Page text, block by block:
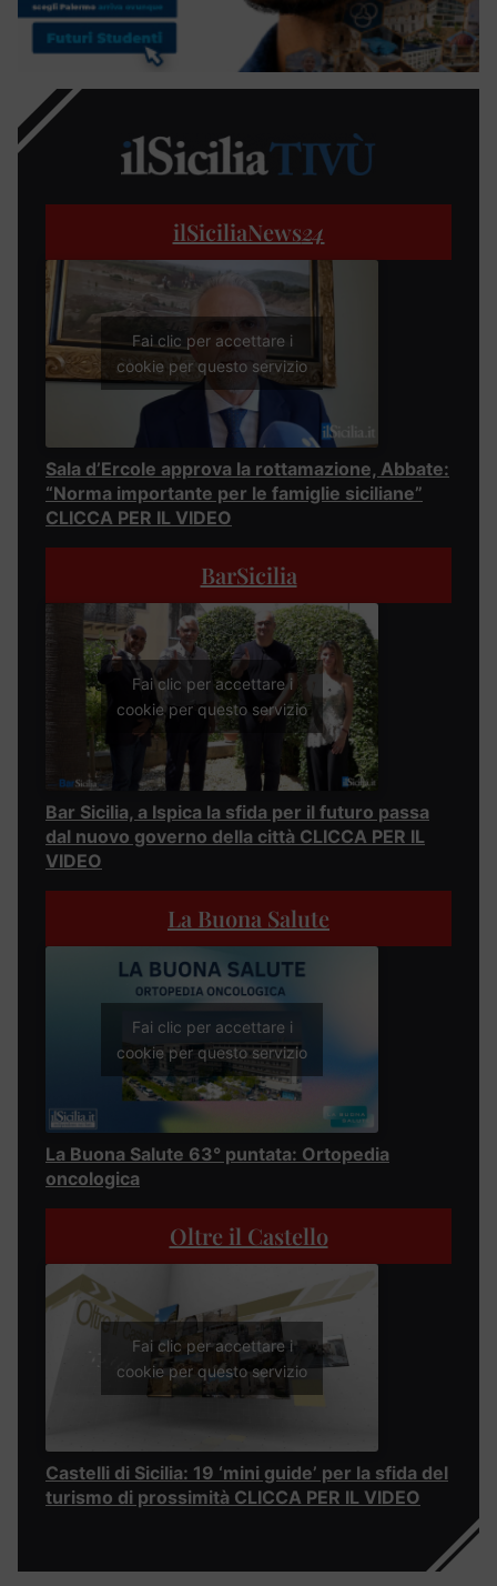
ilSiciliaNews24
Fai clic per accettare i
cookie per questo servizio
Sala d’Ercole approva la rottamazione, Abbate:
“Norma importante per le famiglie siciliane”
CLICCA PER IL VIDEO
BarSicilia
Fai clic per accettare i
cookie per questo servizio
Bar Sicilia, a Ispica la sfida per il futuro passa
dal nuovo governo della città CLICCA PER IL
VIDEO
La Buona Salute
Fai clic per accettare i
cookie per questo servizio
La Buona Salute 63° puntata: Ortopedia
oncologica
Oltre il Castello
Fai clic per accettare i
cookie per questo servizio
Castelli di Sicilia: 19 ‘mini guide’ per la sfida del
turismo di prossimità CLICCA PER IL VIDEO